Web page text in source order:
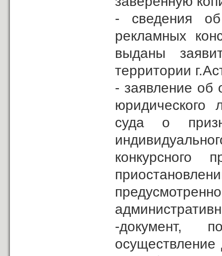
- сведения
рекламных
выданы
территории
- заявление об
юридического
суда о
конкурсного
-документ,